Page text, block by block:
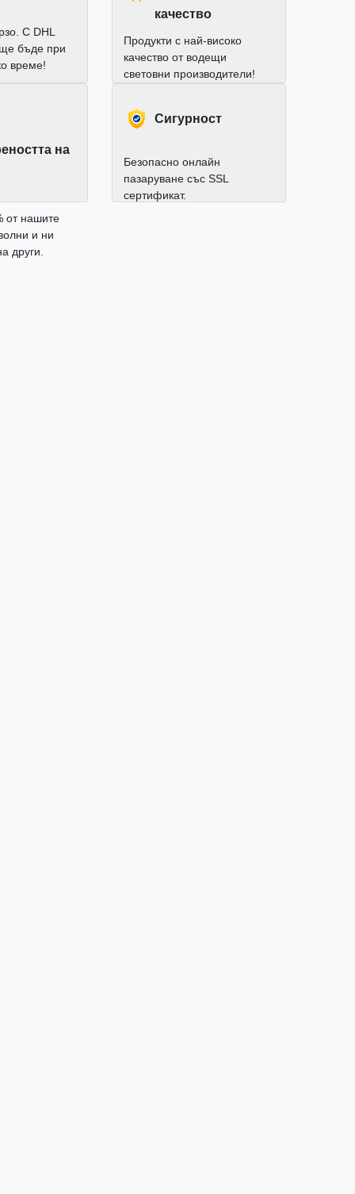
С DHL
бъде при
време!
качество
Продукти с най-високо
качество от водещи
световни производители!
на
от нашите
и ни
други.
Cигурност
Безопасно онлайн
пазаруване със SSL
сертификат.